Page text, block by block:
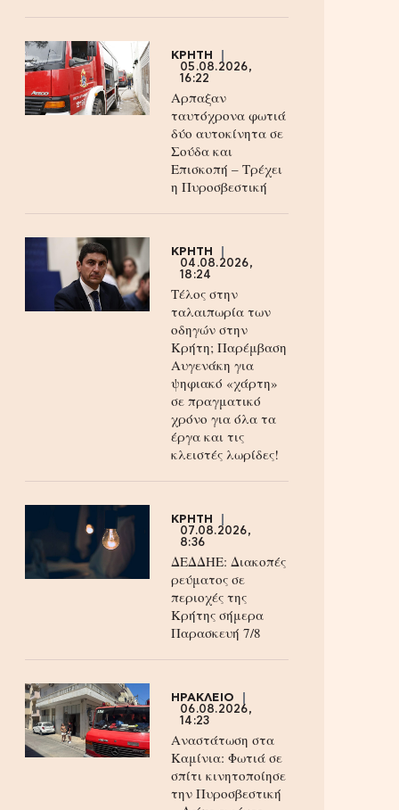
ΚΡΗΤΗ
05.08.2026,
16:22
Αρπαξαν
ταυτόχρονα φωτιά
δύο αυτοκίνητα σε
Σούδα και
Επισκοπή – Τρέχει
η Πυροσβεστική
ΚΡΗΤΗ
04.08.2026,
18:24
Τέλος στην
ταλαιπωρία των
οδηγών στην
Κρήτη; Παρέμβαση
Αυγενάκη για
ψηφιακό «χάρτη»
σε πραγματικό
χρόνο για όλα τα
έργα και τις
κλειστές λωρίδες!
ΚΡΗΤΗ
07.08.2026,
8:36
ΔΕΔΔΗΕ: Διακοπές
ρεύματος σε
περιοχές της
Κρήτης σήμερα
Παρασκευή 7/8
ΗΡΑΚΛΕΙΟ
06.08.2026,
14:23
Αναστάτωση στα
Καμίνια: Φωτιά σε
σπίτι κινητοποίησε
την Πυροσβεστική